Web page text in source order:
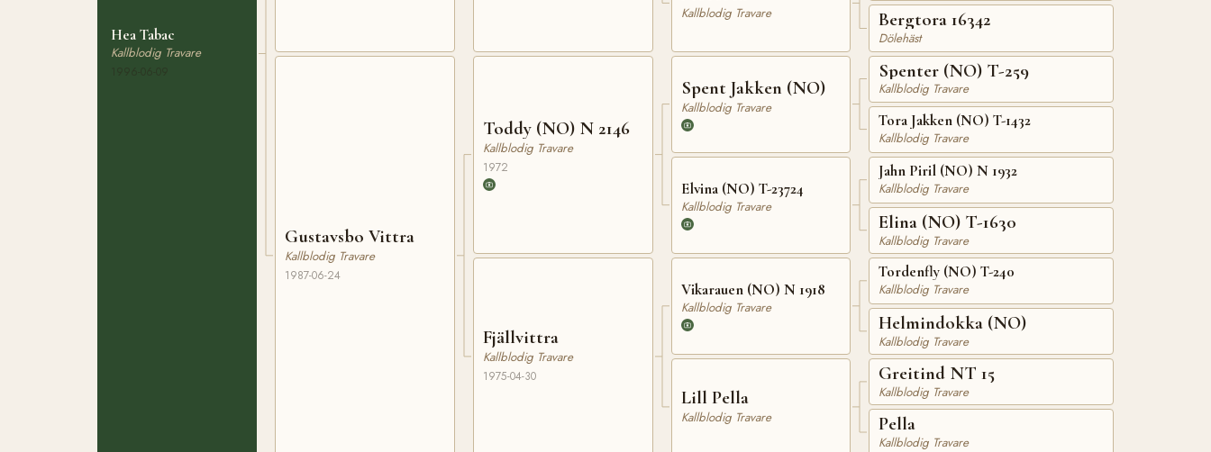
Hea Tabac
Kallblodig Travare
Gustavsbo Vittra
Kallblodig Travare
1987-06-24
Toddy (NO) N 2146
Kallblodig Travare
1972
Fjällvittra
Kallblodig Travare
1975-04-30
Kallblodig Travare
Spent Jakken (NO)
Kallblodig Travare
Elvina (NO) T-23724
Kallblodig Travare
Vikarauen (NO) N 1918
Kallblodig Travare
Lill Pella
Kallblodig Travare
Bergtora 16342
Dölehäst
Spenter (NO) T-259
Kallblodig Travare
Tora Jakken (NO) T-1432
Kallblodig Travare
Jahn Piril (NO) N 1932
Kallblodig Travare
Elina (NO) T-1630
Kallblodig Travare
Tordenfly (NO) T-240
Kallblodig Travare
Helmindokka (NO)
Kallblodig Travare
Greitind NT 15
Kallblodig Travare
Pella
Kallblodig Travare